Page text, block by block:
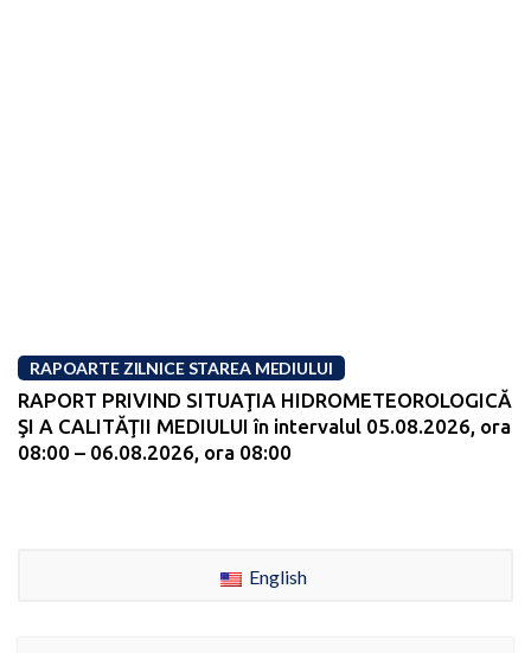
RAPOARTE ZILNICE STAREA MEDIULUI
RAPORT PRIVIND SITUAŢIA HIDROMETEOROLOGICĂ
ŞI A CALITĂŢII MEDIULUI în intervalul 05.08.2026, ora
08:00 – 06.08.2026, ora 08:00
English